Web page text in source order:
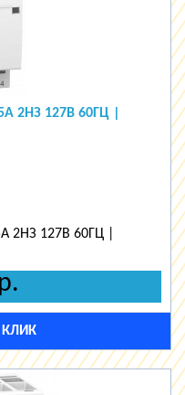
2НЗ 127В 60ГЦ |
127В 60ГЦ |
КЛИК